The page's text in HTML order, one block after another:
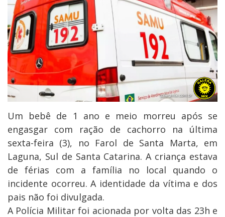
Um bebê de 1 ano e meio morreu após se
engasgar com ração de cachorro na última
sexta-feira (3), no Farol de Santa Marta, em
Laguna, Sul de Santa Catarina. A criança estava
de férias com a família no local quando o
incidente ocorreu. A identidade da vítima e dos
pais não foi divulgada.
A Polícia Militar foi acionada por volta das 23h e